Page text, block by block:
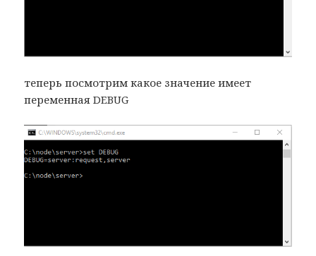
теперь посмотрим какое значение имеет
переменная DEBUG